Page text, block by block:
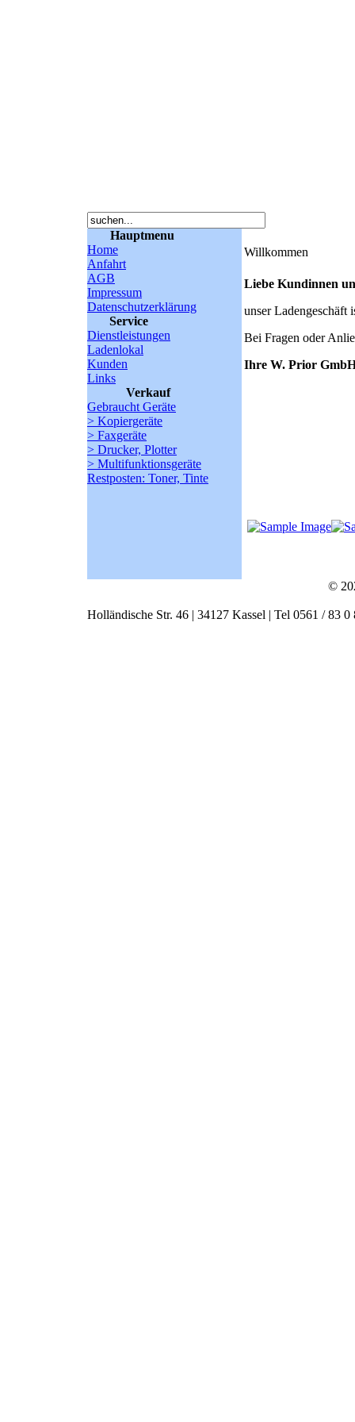
Hauptmenu
Home
Anfahrt
AGB
Impressum
Datenschutzerklärung
Service
Dienstleistungen
Ladenlokal
Kunden
Links
Verkauf
Gebraucht Geräte
> Kopiergeräte
> Faxgeräte
> Drucker, Plotter
> Multifunktionsgeräte
Restposten: Toner, Tinte
Willkommen
Liebe Kundinnen
unser
Bei Fragen oder
Ihre W. Prior
©
Holländische Str. 46 | 34127 Kassel | Tel 0561 / 83 0